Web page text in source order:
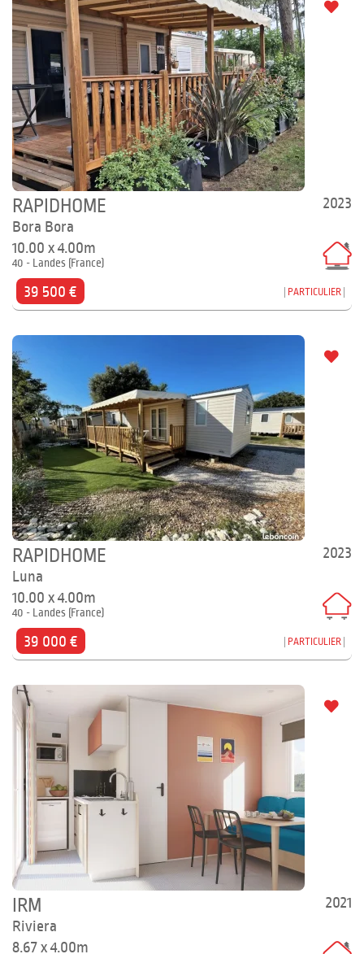
2023
RAPIDHOME
Bora Bora
10.00 x 4.00m
40 - Landes (France)
39 500 € PARTICULIER
2023
RAPIDHOME
Luna
10.00 x 4.00m
40 - Landes (France)
39 000 € PARTICULIER
2021
IRM
Riviera
8.67 x 4.00m